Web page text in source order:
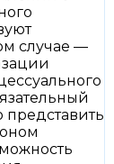
случае —
представить